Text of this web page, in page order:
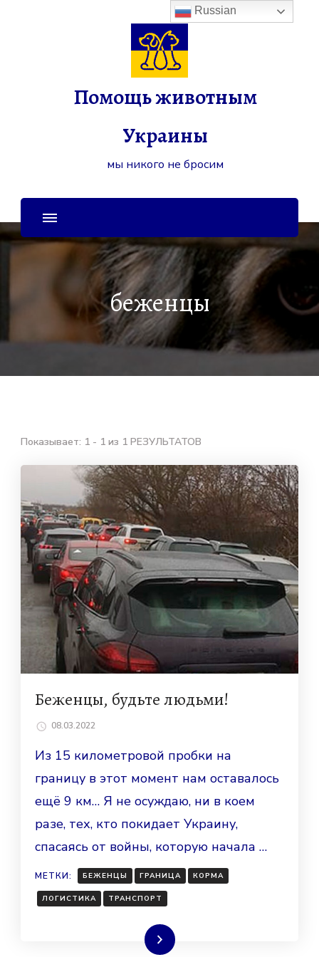
Помощь животным
Украины
мы никого не бросим
беженцы
Показывает: 1 - 1 из 1 РЕЗУЛЬТАТОВ
Беженцы, будьте людьми!
08.03.2022
Из 15 километровой пробки на
границу в этот момент нам оставалось
ещё 9 км… Я не осуждаю, ни в коем
разе, тех, кто покидает Украину,
спасаясь от войны, которую начала …
МЕТКИ: БЕЖЕНЦЫ ГРАНИЦА КОРМА
ЛОГИСТИКА ТРАНСПОРТ
Читать далее
Russian